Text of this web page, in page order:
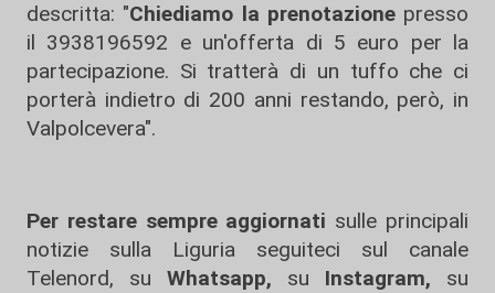
descritta: "Chiediamo la prenotazionepresso
il 3938196592 e un'offerta di 5 euro per la
partecipazione. Si tratterà di un tuffo che ci
porterà indietro di 200 anni restando, però, in
Valpolcevera".
Per restare sempre aggiornati sulle principali
notizie sulla Liguria seguiteci sul canale
Telenord, su
Whatsapp, su Instagram, su